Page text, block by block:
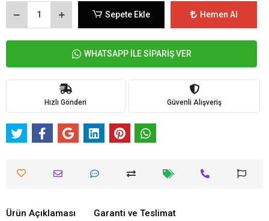
Sepete Ekle Hemen Al
WHATSAPP İLE SİPARİŞ VER
Hızlı Gönderi Güvenli Alışveriş
Ürün Açıklaması Garanti ve Teslimat